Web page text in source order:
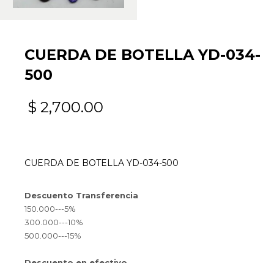
CUERDA DE BOTELLA YD-034-
500
$ 2,700.00
CUERDA DE BOTELLA YD-034-500
Descuento Transferencia
150.000---5%
300.000---10%
500.000---15%